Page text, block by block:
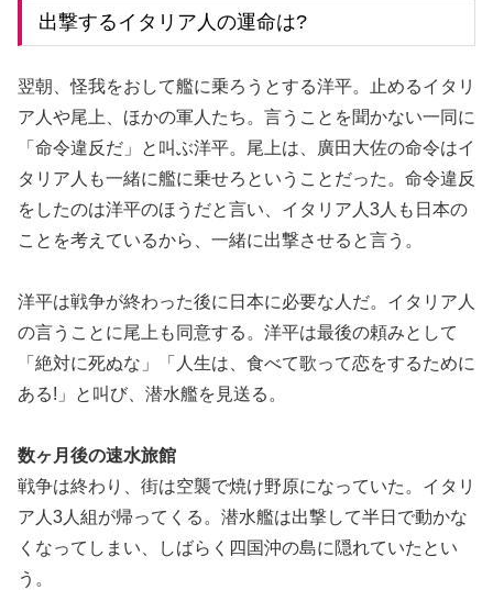
出撃するイタリア人の運命は?
翌朝、怪我をおして艦に乗ろうとする洋平。止めるイタリ
ア人や尾上、ほかの軍人たち。言うことを聞かない一同に
「命令違反だ」と叫ぶ洋平。尾上は、廣田大佐の命令はイ
タリア人も一緒に艦に乗せろということだった。命令違反
をしたのは洋平のほうだと言い、イタリア人3人も日本の
ことを考えているから、一緒に出撃させると言う。
洋平は戦争が終わった後に日本に必要な人だ。イタリア人
の言うことに尾上も同意する。洋平は最後の頼みとして
「絶対に死ぬな」「人生は、食べて歌って恋をするために
ある!」と叫び、潜水艦を見送る。
数ヶ月後の速水旅館
戦争は終わり、街は空襲で焼け野原になっていた。イタリ
ア人3人組が帰ってくる。潜水艦は出撃して半日で動かな
くなってしまい、しばらく四国沖の島に隠れていたとい
う。